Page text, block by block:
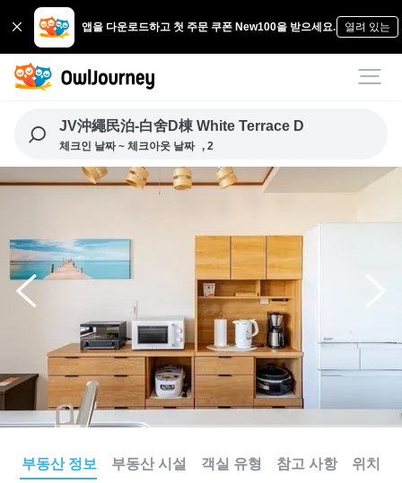
앱을 다운로드하고 첫 주문 쿠폰 New100을 받으세요. 열려 있는
JV沖繩民泊-白舍D棟 White Terrace D
체크인 날짜 ~ 체크아웃 날짜 , 2
부동산 정보 부동산 시설 객실 유형 참고 사항 위치